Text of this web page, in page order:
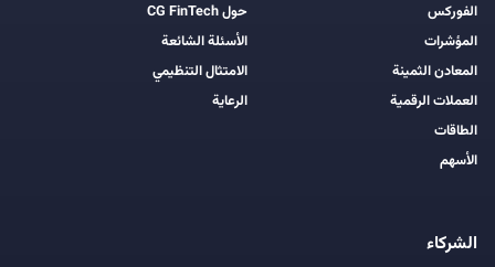
الفوركس
المؤشرات
المعادن الثمينة
العملات الرقمية
الطاقات
الأسهم
حول CG FinTech
الأسئلة الشائعة
الامتثال التنظيمي
الرعاية
الشركاء